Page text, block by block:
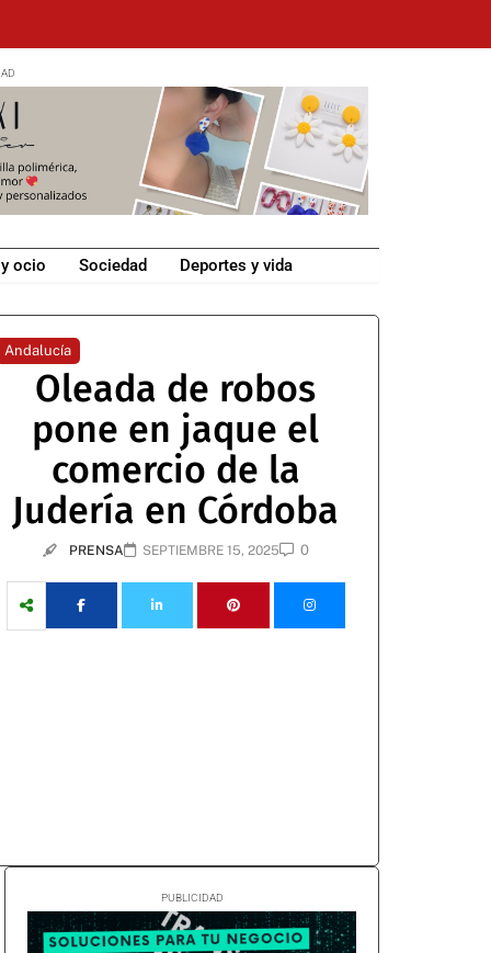
ocio Sociedad Deportes y vida
Andalucía
Oleada de robos
pone en jaque el
comercio de la
Judería en Córdoba
PRENSA SEPTIEMBRE 15, 2025 0